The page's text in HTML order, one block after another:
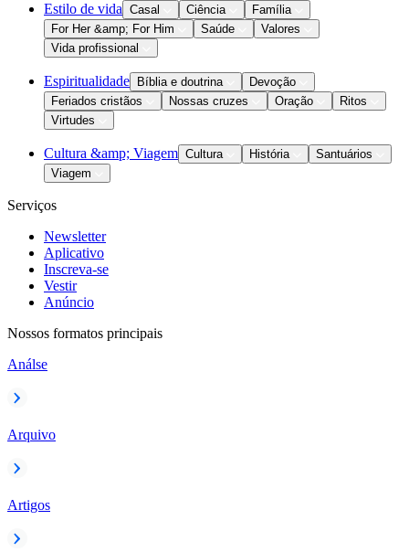
Estilo de vida Casal Ciência
Família
For Her &amp; For Him
Saúde
Valores
Vida profissional
Espiritualidade Bíblia e doutrina
Devoção
Feriados cristãos
Nossas cruzes Oração
Ritos
Virtudes
Cultura &amp; Viagem Cultura História
Santuários
Viagem
Serviços
Newsletter
Aplicativo
Inscreva-se
Vestir
Anúncio
Nossos formatos principais
Análse
Arquivo
Artigos